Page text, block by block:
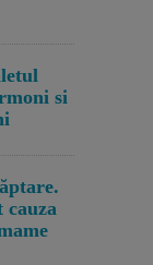
si
cauza